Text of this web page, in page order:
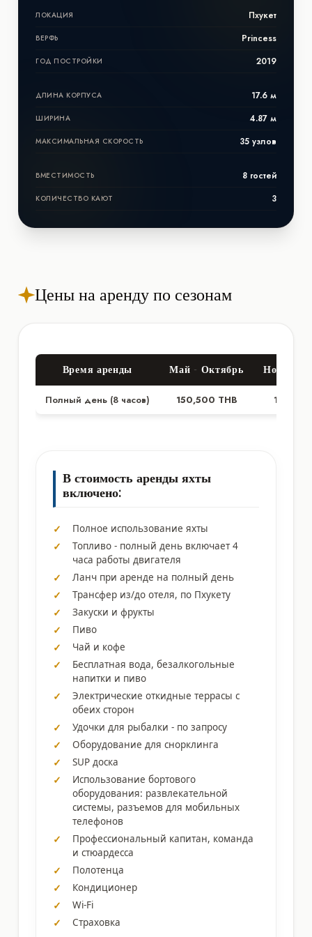
ЛОКАЦИЯ Пхукет
ВЕРФЬ Princess
ГОД ПОСТРОЙКИ 2019
ДЛИНА КОРПУСА 17.6 м
ШИРИНА 4.87 м
МАКСИМАЛЬНАЯ СКОРОСТЬ 35 узлов
ВМЕСТИМОСТЬ 8 гостей
КОЛИЧЕСТВО КАЮТ 3
Цены на аренду по сезонам
Время аренды Май - Октябрь Ноябрь -
Полный день (8 часов) 150,500 THB
В стоимость аренды яхты
включено:
Полное использование яхты
Топливо - полный день включает 4
часа работы двигателя
Ланч при аренде на полный день
Трансфер из/до отеля, по Пхукету
Закуски и фрукты
Пиво
Чай и кофе
Бесплатная вода, безалкогольные
напитки и пиво
Электрические откидные террасы с
обеих сторон
Удочки для рыбалки - по запросу
Оборудование для снорклинга
SUP доска
Использование бортового
оборудования: развлекательной
системы, разъемов для мобильных
телефонов
Профессиональный капитан, команда
и стюардесса
Полотенца
Кондиционер
Wi-Fi
Страховка